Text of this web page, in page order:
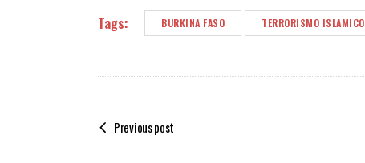
Tags: BURKINA FASO TERRORISMO ISLAMICO
Previous post